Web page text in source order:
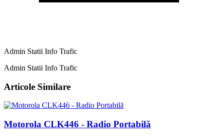
Admin Statii Info Trafic
Admin Statii Info Trafic
Articole Similare
Motorola CLK446 - Radio Portabilă